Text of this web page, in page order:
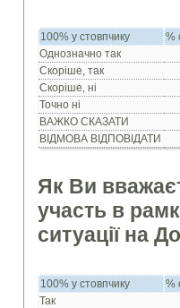
100% у стовпчику
%
Однозначно так
Скоріше, так
Скоріше, ні
Точно ні
ВАЖКО СКАЗАТИ
ВІДМОВА ВІДПОВІДАТИ
Як Ви
участь в
ситуації на
100% у стовпчику
%
Так